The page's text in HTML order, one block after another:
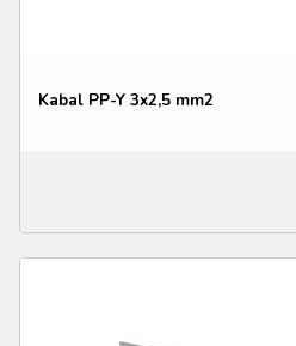
Kabal PP-Y 3x2,5 mm2